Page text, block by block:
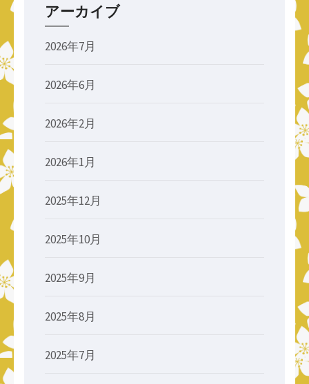
アーカイブ
2026年7月
2026年6月
2026年2月
2026年1月
2025年12月
2025年10月
2025年9月
2025年8月
2025年7月